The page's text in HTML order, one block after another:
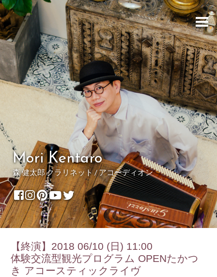
Mori Kentaro
森 健太郎 クラリネット / アコーディオン
【終演】2018 06/10 (日) 11:00
体験交流型観光プログラム OPENたかつ
き アコースティックライヴ